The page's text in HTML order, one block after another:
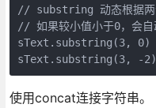
// substring 动态根据两个
// 如果较小值小于0，会自
sText.substring(3,
使用concat连接字符串。